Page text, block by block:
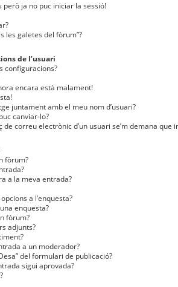
ja no puc iniciar la sessió!
les galetes del fòrum”?
de l’usuari
configuracions?
encara està malament!
juntament amb el meu nom d’usuari?
canviar-lo?
de correu electrònic d’un usuari se’m demana que
fòrum?
a la meva entrada?
a l’enquesta?
enquesta?
fòrum?
adjunts?
a un moderador?
del formulari de publicació?
sigui aprovada?